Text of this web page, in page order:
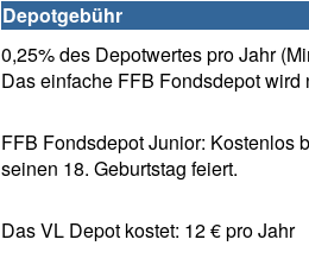
Depotgebühr
0,25% des Depotwertes pro Jahr
Das einfache FFB Fondsdepot wird
FFB Fondsdepot Junior: Kostenlos
seinen 18. Geburtstag feiert.
Das VL Depot kostet: 12 € pro Jahr